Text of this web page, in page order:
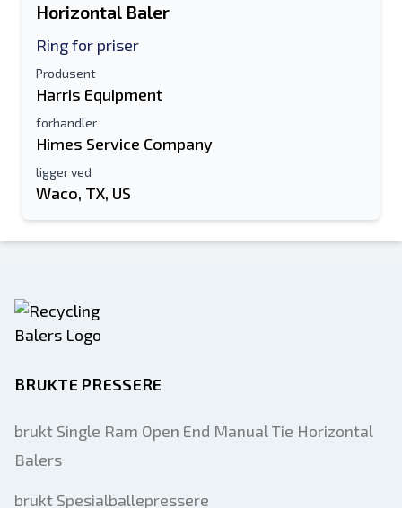
Horizontal Baler
Ring for priser
Produsent
Harris Equipment
forhandler
Himes Service Company
ligger ved
Waco, TX, US
BRUKTE PRESSERE
brukt Single Ram Open End Manual Tie Horizontal
Balers
brukt Spesialballepressere